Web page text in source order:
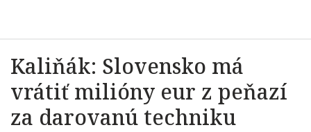
Kaliňák: Slovensko má
vrátiť milióny eur z peňazí
za darovanú techniku